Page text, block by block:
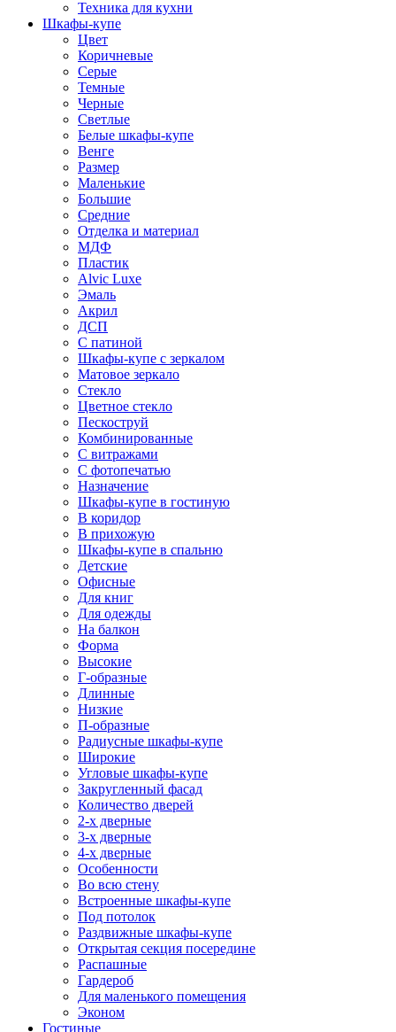
Техника для кухни
Шкафы-купе
Цвет
Коричневые
Серые
Темные
Черные
Светлые
Белые шкафы-купе
Венге
Размер
Маленькие
Большие
Средние
Отделка и материал
МДФ
Пластик
Alvic Luxe
Эмаль
Акрил
ДСП
С патиной
Шкафы-купе с зеркалом
Матовое зеркало
Стекло
Цветное стекло
Пескоструй
Комбинированные
С витражами
С фотопечатью
Назначение
Шкафы-купе в гостиную
В коридор
В прихожую
Шкафы-купе в спальню
Детские
Офисные
Для книг
Для одежды
На балкон
Форма
Высокие
Г-образные
Длинные
Низкие
П-образные
Радиусные шкафы-купе
Широкие
Угловые шкафы-купе
Закругленный фасад
Количество дверей
2-х дверные
3-х дверные
4-х дверные
Особенности
Во всю стену
Встроенные шкафы-купе
Под потолок
Раздвижные шкафы-купе
Открытая секция посередине
Распашные
Гардероб
Для маленького помещения
Эконом
Гостиные